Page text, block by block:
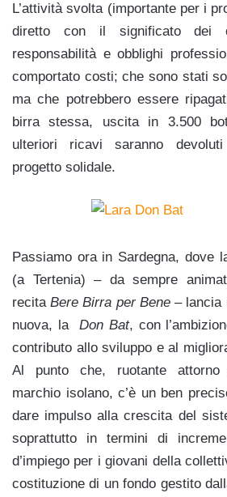
L’attività svolta (importante per i
diretto con il significato dei
responsabilità e obblighi
comportato costi; che sono stati
ma che potrebbero essere
birra stessa, uscita in 3.500
ulteriori ricavi saranno
progetto solidale.
Passiamo ora in Sardegna, dove
(a Tertenia) – da sempre
recitaBere Birra per Bene– lancia
nuova, laDon Bat, con
contributo allo sviluppo e al
Al punto che, ruotante attorno
marchio isolano, c’è un ben
dare impulso alla crescita del
soprattutto in termini di
d’impiego per i giovani della
costituzione di un fondo gestito